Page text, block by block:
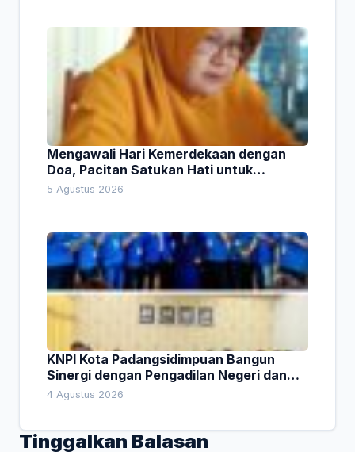
Mengawali Hari Kemerdekaan dengan
Doa, Pacitan Satukan Hati untuk
Indonesia
5 Agustus 2026
KNPI Kota Padangsidimpuan Bangun
Sinergi dengan Pengadilan Negeri dan
DPRD
4 Agustus 2026
Tinggalkan Balasan